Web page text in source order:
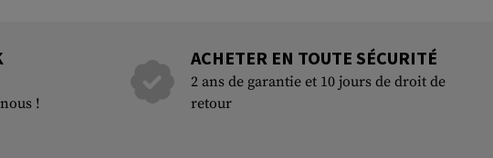
!
ACHETER EN TOUTE SÉCURITÉ
2 ans de garantie et 10 jours de droit de
retour